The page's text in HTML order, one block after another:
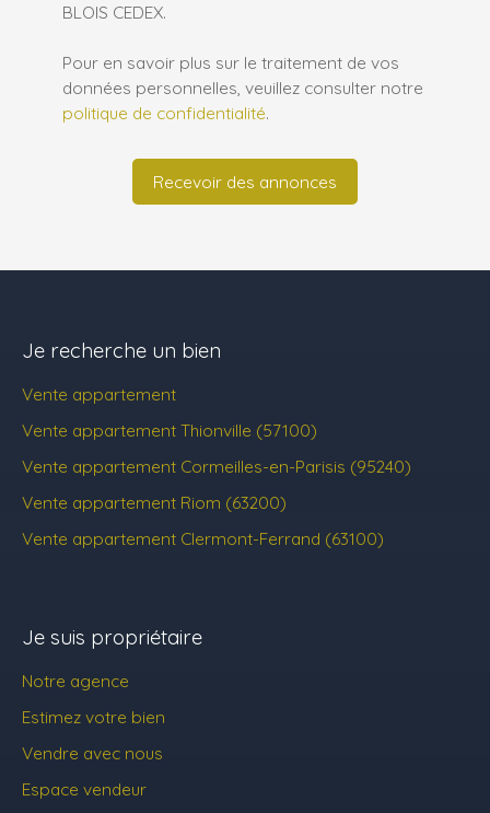
BLOIS CEDEX.
Pour en savoir plus sur le traitement de vos
données personnelles, veuillez consulter notre
politique de confidentialité.
Recevoir des annonces
Je recherche un bien
Vente appartement
Vente appartement Thionville (57100)
Vente appartement Cormeilles-en-Parisis (95240)
Vente appartement Riom (63200)
Vente appartement Clermont-Ferrand (63100)
Je suis propriétaire
Notre agence
Estimez votre bien
Vendre avec nous
Espace vendeur